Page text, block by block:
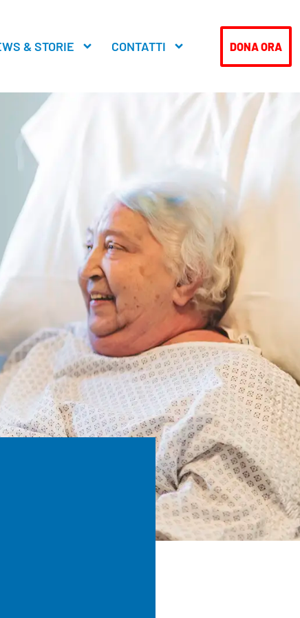
& STORIE CONTATTI DONA ORA
con il
al